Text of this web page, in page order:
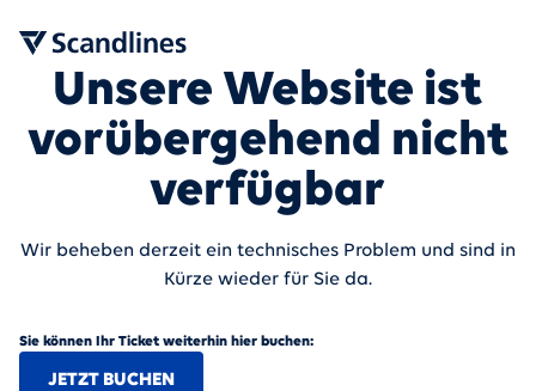
Unsere Website ist
vorübergehend nicht
verfügbar
Wir beheben derzeit ein technisches Problem und sind in
Kürze wieder für Sie da.
Sie können Ihr Ticket weiterhin hier buchen:
JETZT BUCHEN